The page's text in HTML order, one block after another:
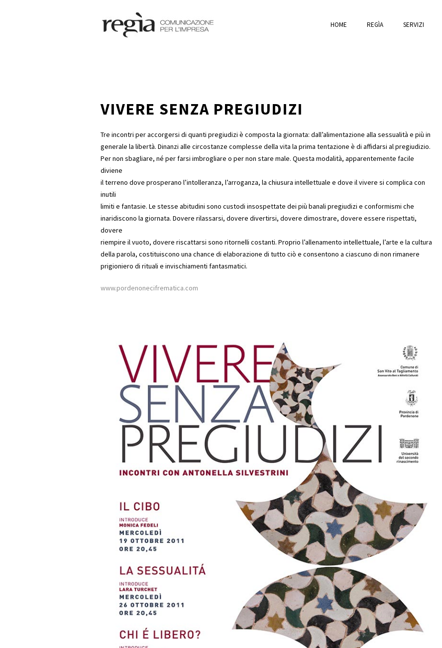
HOME REGÌA SERVIZI
VIVERE SENZA PREGIUDIZI
Tre incontri per accorgersi di quanti pregiudizi è composta la giornata: dall’alimentazione alla sessualità e più in
generale la libertà. Dinanzi alle circostanze complesse della vita la prima tentazione è di affidarsi al pregiudizio.
Per non sbagliare, né per farsi imbrogliare o per non stare male. Questa modalità, apparentemente facile
diviene
il terreno dove prosperano l’intolleranza, l’arroganza, la chiusura intellettuale e dove il vivere si complica con
inutili
limiti e fantasie. Le stesse abitudini sono custodi insospettate dei più banali pregiudizi e conformismi che
inaridiscono la giornata. Dovere rilassarsi, dovere divertirsi, dovere dimostrare, dovere essere rispettati,
dovere
riempire il vuoto, dovere riscattarsi sono ritornelli costanti. Proprio l’allenamento intellettuale, l’arte e la cultura
della parola, costituiscono una chance di elaborazione di tutto ciò e consentono a ciascuno di non rimanere
prigioniero di rituali e invischiamenti fantasmatici.
www.pordenonecifrematica.com